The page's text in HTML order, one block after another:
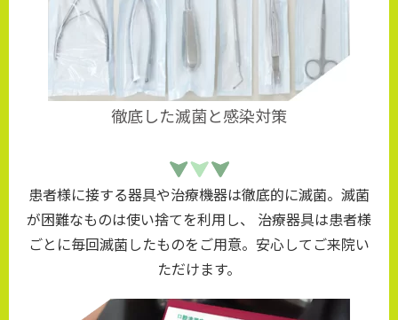
徹底した滅菌と感染対策
患者様に接する器具や治療機器は徹底的に滅菌。滅菌
が困難なものは使い捨てを利用し、 治療器具は患者様
ごとに毎回滅菌したものをご用意。安心してご来院い
ただけます。